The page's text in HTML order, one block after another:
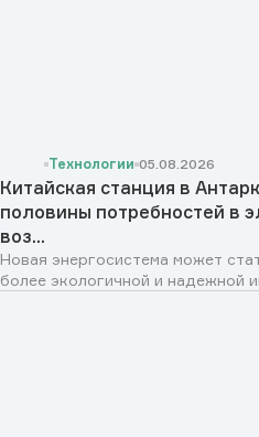
Технологии 05.08.2026
Китайская станция в
половины потребностей в
воз...
Новая энергосистема может
более экологичной и надежной